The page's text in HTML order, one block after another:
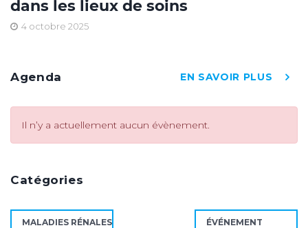
dans les lieux de soins
4 octobre 2025
Agenda EN SAVOIR PLUS
Il n’y a actuellement aucun évènement.
Catégories
MALADIES RÉNALES ÉVÉNEMENT